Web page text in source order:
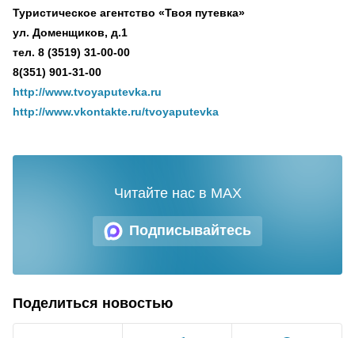
Туристическое агентство «Твоя путевка»
ул. Доменщиков, д.1
тел. 8 (3519) 31-00-00
8(351) 901-31-00
http://www.tvoyaputevka.ru
http://www.vkontakte.ru/tvoyaputevka
Подписывайтесь
Читайте нас в MAX
Поделиться новостью